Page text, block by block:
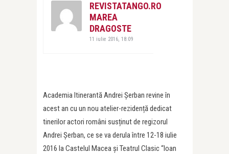
REVISTATANGO.RO
MAREA
DRAGOSTE
11 iulie 2016, 18:09
Academia Itinerantă Andrei Șerban revine în
acest an cu un nou atelier-rezidență dedicat
tinerilor actori români susținut de regizorul
Andrei Șerban, ce se va derula între 12-18 iulie
2016 la Castelul Macea și Teatrul Clasic “Ioan